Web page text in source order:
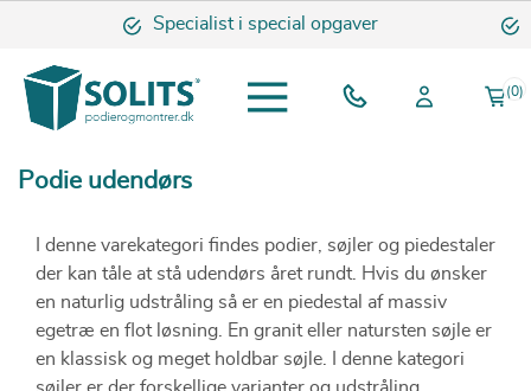
Specialist i special opgaver
(0)
Podie udendørs
I denne varekategori findes podier, søjler og piedestaler
der kan tåle at stå udendørs året rundt. Hvis du ønsker
en naturlig udstråling så er en piedestal af massiv
egetræ en flot løsning. En granit eller natursten søjle er
en klassisk og meget holdbar søjle. I denne kategori